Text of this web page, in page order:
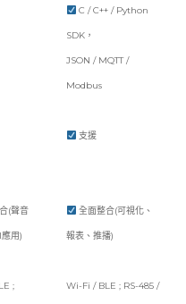
C / C++ / Python
SDK，
JSON / MQTT /
Modbus
支援
(聲音
用)
全面整合(可視化、
報表、推播)
; Wi-Fi / BLE ; RS-485 /